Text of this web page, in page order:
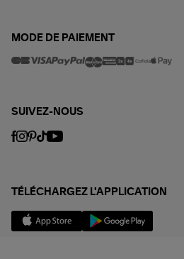
MODE DE PAIEMENT
SUIVEZ-NOUS
TÉLÉCHARGEZ L'APPLICATION